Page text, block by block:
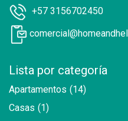
+57 3156702450
Lista por categoría
Apartamentos (14)
Casas (1)